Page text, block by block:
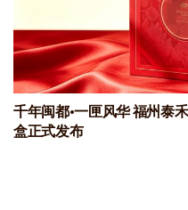
千年闽都·一匣风华 福州泰
盒正式发布